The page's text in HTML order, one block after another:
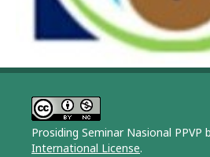
Prosiding Seminar Nasional PPVP
International License.